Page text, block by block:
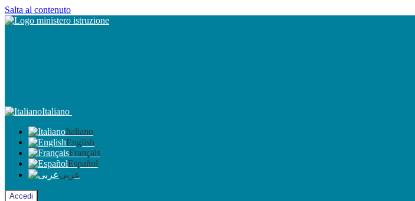
Salta al contenuto
Italiano
Italiano
English
Français
Español
عربى
Accedi